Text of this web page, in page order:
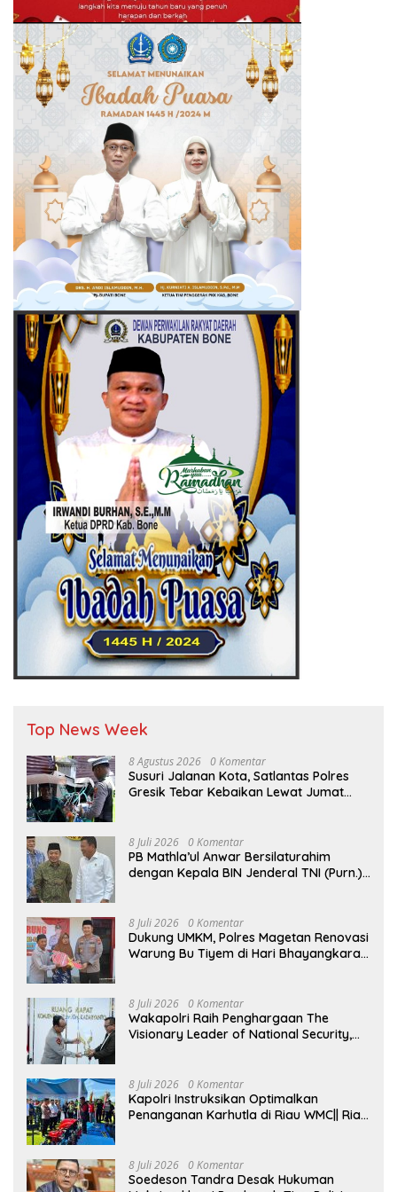
Top News Week
8 Agustus 2026 0 Komentar
Susuri Jalanan Kota, Satlantas Polres
Gresik Tebar Kebaikan Lewat Jumat
8 Juli 2026 0 Komentar
PB Mathla’ul Anwar Bersilaturahim
dengan Kepala BIN Jenderal TNI (Purn.)
8 Juli 2026 0 Komentar
Dukung UMKM, Polres Magetan Renovasi
Warung Bu Tiyem di Hari Bhayangkara
8 Juli 2026 0 Komentar
Wakapolri Raih Penghargaan The
Visionary Leader of National Security,
8 Juli 2026 0 Komentar
Kapolri Instruksikan Optimalkan
Penanganan Karhutla di Riau WMC|| Riau
jajarannya untuk mengoptimalkan
penanganan kebakaran hutan dan
8 Juli 2026 0 Komentar
Soedeson Tandra Desak Hukuman